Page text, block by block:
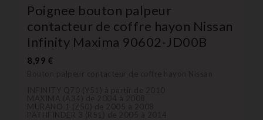
Poignee bouton palpeur
contacteur de coffre hayon Nissan
Infinity Maxima 90602-JD00B
8,99 €